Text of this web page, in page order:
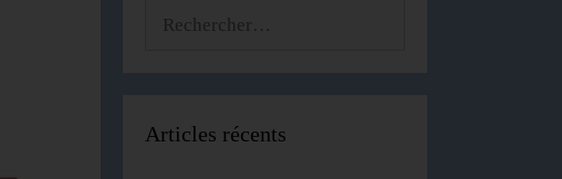
Articles récents